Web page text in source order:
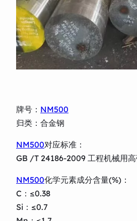
牌号： NM500
归类：合金钢
NM500对应标准：
GB /T 24186-2009 工程机械用
NM500化学元素成分含量(%)：
C：≤0.38
Si：≤0.7